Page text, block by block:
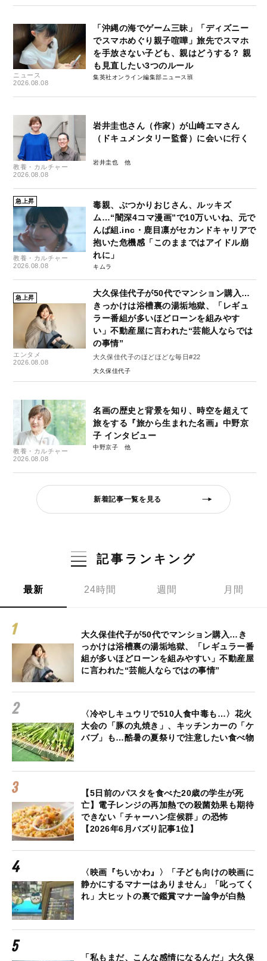
ニュース
2026.08.08
「沖縄の海でゲーム三昧」「ディズニー
でスマホめぐり親子喧嘩」旅先でスマホ
を手放さない子ども、親はどうする？ 親
も見直したい3つのルール
集英社オンライン編集部ニュース班
教養・カルチャー
2026.08.08
岩井圭也さん（作家）が山崎エマさん
（ドキュメンタリー監督）に会いに行く
岩井圭也
急上昇
教養・カルチャー
2026.08.08
毒親、ぶつかりおじさん、ルッキズ
ム…“闇深4コマ漫画”で10万いいね、元で
んぱ組.inc・鹿目凛がセカンドキャリアで
抱いた危機感「このままではアイドル崩
れに」
キムラ
急上昇
エンタメ
2026.08.08
大久保佳代子が50代でマンション購入…
きっかけは浴槽裏の湯垢地獄、「レギュ
ラー番組が多いほどローンを組みやす
い」不動産屋に言われた“芸能人ならでは
の事情”
大久保佳代子のほどほどな毎日#22
大久保佳代子
教養・カルチャー
2026.08.08
名画の歴史と背景を知り、時空を超えて
旅をする『旅から生まれた名画』中野京
子 インタビュー
中野京子
新着記事一覧を見る
記事ランキング
最新 24時間 週間 月間
大久保佳代子が50代でマンション購入…き
っかけは浴槽裏の湯垢地獄、「レギュラー番
組が多いほどローンを組みやすい」不動産屋
に言われた“芸能人ならではの事情”
〈冷やしキュウリで510人食中毒も…〉花火
大会の「豚の丸焼き」、キッチンカーの「ケ
バブ」も…酷暑の夏祭りで注意したい食べ物
【5日前のパスタを食べた20歳の学生が死
亡】電子レンジの再加熱での殺菌効果も期待
できない「チャーハン症候群」の恐怖
【2026年6月バズり記事1位】
〈映画『ちいかわ』〉「子ども向けの映画に
静かにするマナーはありません」「叱ってく
れ」大ヒットの裏で鑑賞マナー論争が白熱
「私もまだ、こんな感情になるんだ」大久保